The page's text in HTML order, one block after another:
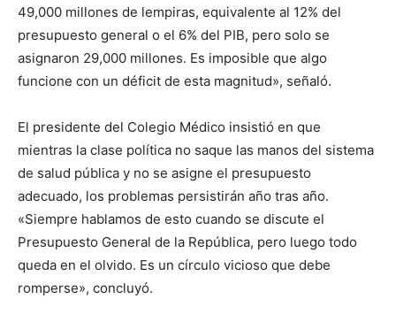
49,000 millones de lempiras, equivalente al 12% del
presupuesto general o el 6% del PIB, pero solo se
asignaron 29,000 millones. Es imposible que algo
funcione con un déficit de esta magnitud», señaló.
El presidente del Colegio Médico insistió en que
mientras la clase política no saque las manos del sistema
de salud pública y no se asigne el presupuesto
adecuado, los problemas persistirán año tras año.
«Siempre hablamos de esto cuando se discute el
Presupuesto General de la República, pero luego todo
queda en el olvido. Es un círculo vicioso que debe
romperse», concluyó.